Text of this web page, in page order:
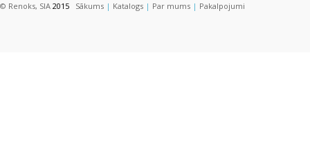
© Renoks, SIA 2015 Sākums | Katalogs | Par mums | Pakalpojumi